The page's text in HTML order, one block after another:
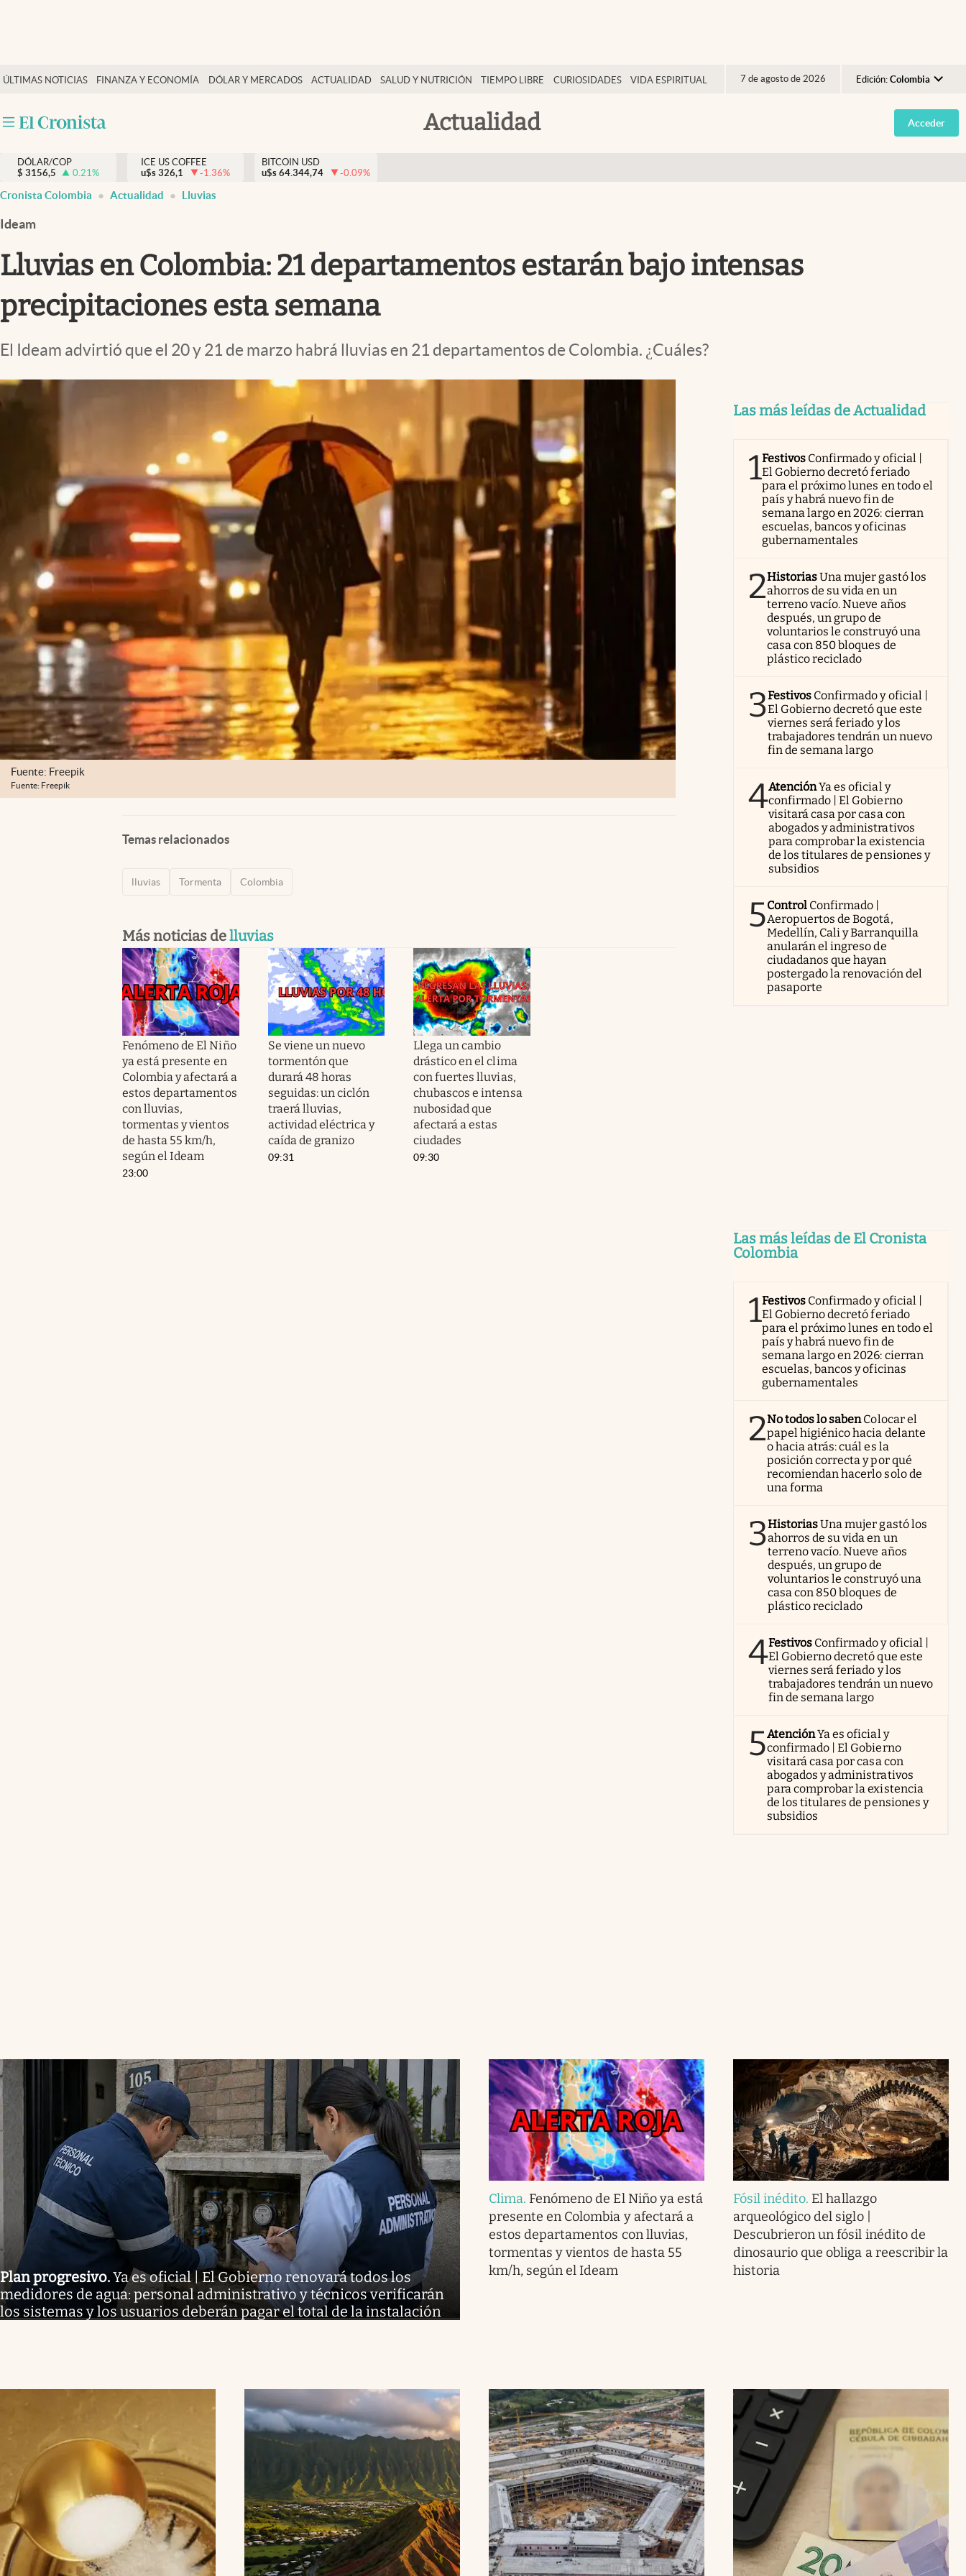
ÚLTIMAS NOTICIAS FINANZA Y ECONOMÍA DÓLAR Y MERCADOS ACTUALIDAD SALUD Y NUTRICIÓN TIEMPO LIBRE CURIOSIDADES VIDA ESPIRITUAL 7 de agosto de 2026 Edición: Colombia
Argentina
España
Actualidad
Salud y nutrición
Tiempo libre
Dólar y mercados
Curiosidades
Acceder
DÓLAR/COP
$ 3156,5 0.21%
ICE US COFFEE
u$s 326,1 -1.36%
BITCOIN USD
u$s 64.344,74 -0.09%
Cronista Colombia Actualidad Lluvias
Ideam
Lluvias en Colombia: 21 departamentos estarán bajo intensas
precipitaciones esta semana
El Ideam advirtió que el 20 y 21 de marzo habrá lluvias en 21 departamentos de Colombia. ¿Cuáles?
Fuente: Freepik
Fuente: Freepik
Temas relacionados
lluvias Tormenta Colombia
Más noticias delluvias
Fenómeno de El Niño
ya está presente en
Colombia y afectará a
estos departamentos
con lluvias,
tormentas y vientos
de hasta 55 km/h,
según el Ideam
23:00
Se viene un nuevo
tormentón que
durará 48 horas
seguidas: un ciclón
traerá lluvias,
actividad eléctrica y
caída de granizo
09:31
Llega un cambio
drástico en el clima
con fuertes lluvias,
chubascos e intensa
nubosidad que
afectará a estas
ciudades
09:30
Las más leídas de Actualidad
1Festivos Confirmado y oficial |
El Gobierno decretó feriado
para el próximo lunes en todo el
país y habrá nuevo fin de
semana largo en 2026: cierran
escuelas, bancos y oficinas
gubernamentales
2HistoriasUna mujer gastó los
ahorros de su vida en un
terreno vacío. Nueve años
después, un grupo de
voluntarios le construyó una
casa con 850 bloques de
plástico reciclado
3Festivos Confirmado y oficial |
El Gobierno decretó que este
viernes será feriado y los
trabajadores tendrán un nuevo
fin de semana largo
4AtenciónYa es oficial y
confirmado | El Gobierno
visitará casa por casa con
abogados y administrativos
para comprobar la existencia
de los titulares de pensiones y
subsidios
5Control Confirmado |
Aeropuertos de Bogotá,
Medellín, Cali y Barranquilla
anularán el ingreso de
ciudadanos que hayan
postergado la renovación del
pasaporte
Las más leídas de El Cronista
Colombia
1Festivos Confirmado y oficial |
El Gobierno decretó feriado
para el próximo lunes en todo el
país y habrá nuevo fin de
semana largo en 2026: cierran
escuelas, bancos y oficinas
gubernamentales
2No todos lo sabenColocar el
papel higiénico hacia delante
o hacia atrás: cuál es la
posición correcta y por qué
recomiendan hacerlo solo de
una forma
3HistoriasUna mujer gastó los
ahorros de su vida en un
terreno vacío. Nueve años
después, un grupo de
voluntarios le construyó una
casa con 850 bloques de
plástico reciclado
4Festivos Confirmado y oficial |
El Gobierno decretó que este
viernes será feriado y los
trabajadores tendrán un nuevo
fin de semana largo
5AtenciónYa es oficial y
confirmado | El Gobierno
visitará casa por casa con
abogados y administrativos
para comprobar la existencia
de los titulares de pensiones y
subsidios
Plan progresivo.Ya es oficial | El Gobierno renovará todos los
medidores de agua: personal administrativo y técnicos verificarán
los sistemas y los usuarios deberán pagar el total de la instalación
Clima. Fenómeno de El Niño ya está
presente en Colombia y afectará a
estos departamentos con lluvias,
tormentas y vientos de hasta 55
km/h, según el Ideam
Fósil inédito. El hallazgo
arqueológico del siglo |
Descubrieron un fósil inédito de
dinosaurio que obliga a reescribir la
historia